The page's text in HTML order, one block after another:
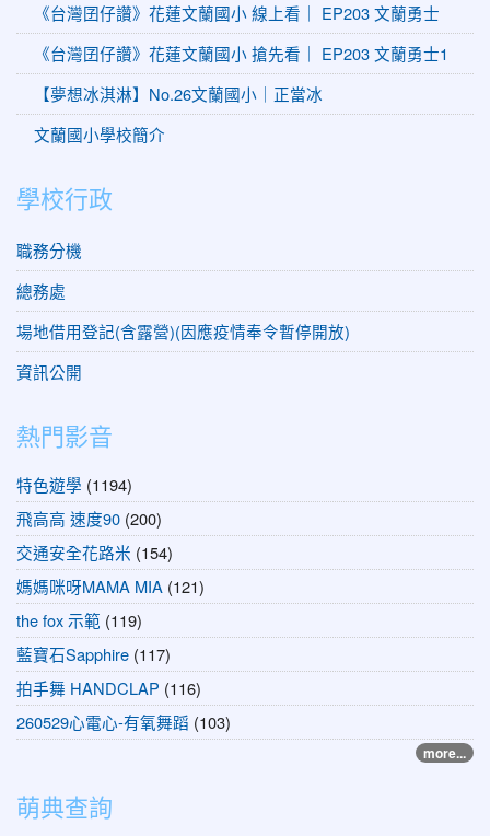
《台灣囝仔讚》花蓮文蘭國小 線上看｜ EP203 文蘭勇士
《台灣囝仔讚》花蓮文蘭國小 搶先看｜ EP203 文蘭勇士1
【夢想冰淇淋】No.26文蘭國小｜正當冰
文蘭國小學校簡介
學校行政
職務分機
總務處
場地借用登記(含露營)(因應疫情奉令暫停開放)
資訊公開
熱門影音
特色遊學 (1194)
飛高高 速度90 (200)
交通安全花路米 (154)
媽媽咪呀MAMA MIA (121)
the fox 示範 (119)
藍寶石Sapphire (117)
拍手舞 HANDCLAP (116)
260529心電心-有氧舞蹈 (103)
more...
萌典查詢